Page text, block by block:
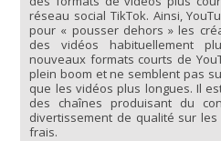
réseau social TikTok. Ainsi,
pour « pousser dehors » les
des vidéos habituellement
nouveaux formats courts de
plein boom et ne semblent pas
que les vidéos plus longues. Il
des chaînes produisant du
divertissement de qualité sur
frais.